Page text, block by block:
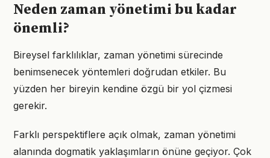
Neden zaman yönetimi bu kadar
önemli?
Bireysel farklılıklar, zaman yönetimi sürecinde
benimsenecek yöntemleri doğrudan etkiler. Bu
yüzden her bireyin kendine özgü bir yol çizmesi
gerekir.
Farklı perspektiflere açık olmak, zaman yönetimi
alanında dogmatik yaklaşımların önüne geçiyor. Çok